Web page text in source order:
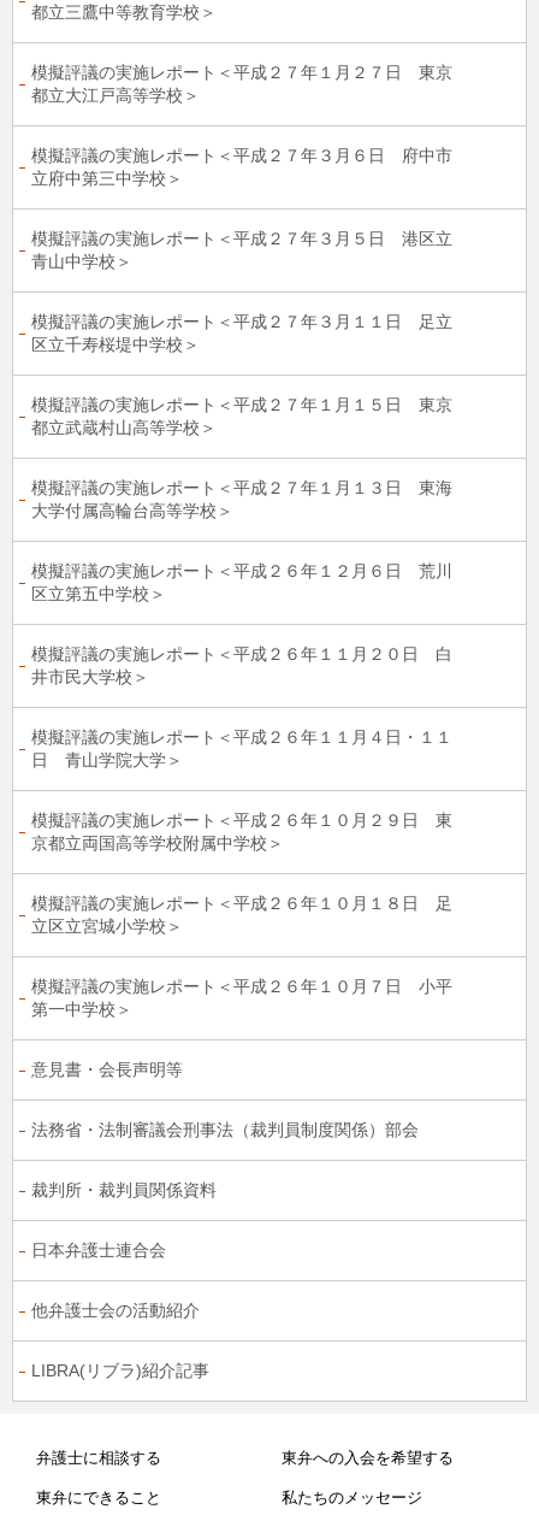
都立三鷹中等教育学校＞
模擬評議の実施レポート＜平成２７年１月２７日 東京
都立大江戸高等学校＞
模擬評議の実施レポート＜平成２７年３月６日 府中市
立府中第三中学校＞
模擬評議の実施レポート＜平成２７年３月５日 港区立
青山中学校＞
模擬評議の実施レポート＜平成２７年３月１１日 足立
区立千寿桜堤中学校＞
模擬評議の実施レポート＜平成２７年１月１５日 東京
都立武蔵村山高等学校＞
模擬評議の実施レポート＜平成２７年１月１３日 東海
大学付属高輪台高等学校＞
模擬評議の実施レポート＜平成２６年１２月６日 荒川
区立第五中学校＞
模擬評議の実施レポート＜平成２６年１１月２０日 白
井市民大学校＞
模擬評議の実施レポート＜平成２６年１１月４日・１１
日 青山学院大学＞
模擬評議の実施レポート＜平成２６年１０月２９日 東
京都立両国高等学校附属中学校＞
模擬評議の実施レポート＜平成２６年１０月１８日 足
立区立宮城小学校＞
模擬評議の実施レポート＜平成２６年１０月７日 小平
第一中学校＞
意見書・会長声明等
法務省・法制審議会刑事法（裁判員制度関係）部会
裁判所・裁判員関係資料
日本弁護士連合会
他弁護士会の活動紹介
LIBRA(リブラ)紹介記事
弁護士に相談する 東弁への入会を希望する
東弁にできること 私たちのメッセージ